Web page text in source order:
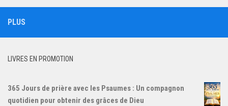
PLUS
LIVRES EN PROMOTION
365 Jours de prière avec les Psaumes : Un compagnon
quotidien pour obtenir des grâces de Dieu